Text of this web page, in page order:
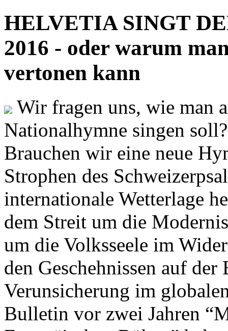
HELVETIA SINGT
2016 - oder warum
vertonen kann
Wir fragen uns, wie man
Nationalhymne singen
Brauchen wir eine neue
Strophen des
internationale Wetterlage
dem Streit um die
um die Volksseele im
den Geschehnissen auf
Verunsicherung im
Bulletin vor zwei Jahren